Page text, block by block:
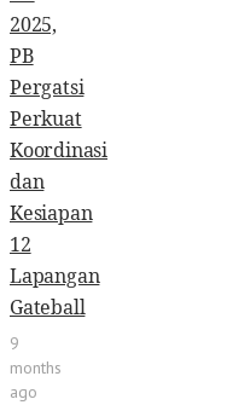
2025,
PB
Pergatsi
Perkuat
Koordinasi
dan
Kesiapan
12
Lapangan
Gateball
9
months
ago